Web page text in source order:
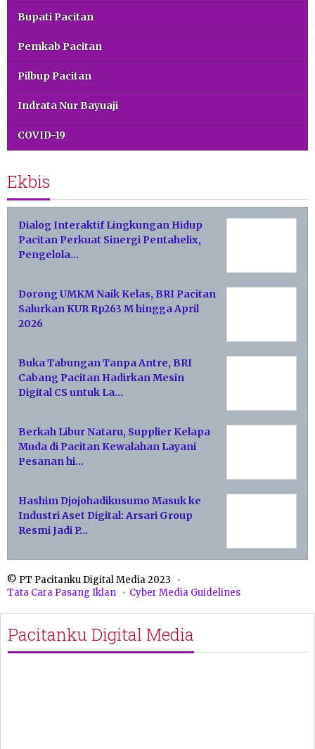
Bupati Pacitan
Pemkab Pacitan
Pilbup Pacitan
Indrata Nur Bayuaji
COVID-19
Ekbis
Dialog Interaktif Lingkungan Hidup
Pacitan Perkuat Sinergi Pentahelix,
Pengelola…
Dorong UMKM Naik Kelas, BRI Pacitan
Salurkan KUR Rp263 M hingga April
2026
Buka Tabungan Tanpa Antre, BRI
Cabang Pacitan Hadirkan Mesin
Digital CS untuk La…
Berkah Libur Nataru, Supplier Kelapa
Muda di Pacitan Kewalahan Layani
Pesanan hi…
Hashim Djojohadikusumo Masuk ke
Industri Aset Digital: Arsari Group
Resmi Jadi P…
© PT Pacitanku Digital Media 2023
Tata Cara Pasang Iklan
Cyber Media Guidelines
Pacitanku Digital Media